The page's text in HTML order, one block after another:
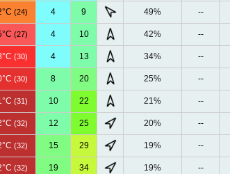
(24) 4 9 49% --
(27) 4 10 42% --
(30) 4 13 34% --
(30) 8 20 25% --
(31) 10 22 21% --
(32) 12 25 20% --
(32) 15 29 19% --
(32) 19 34 19% --